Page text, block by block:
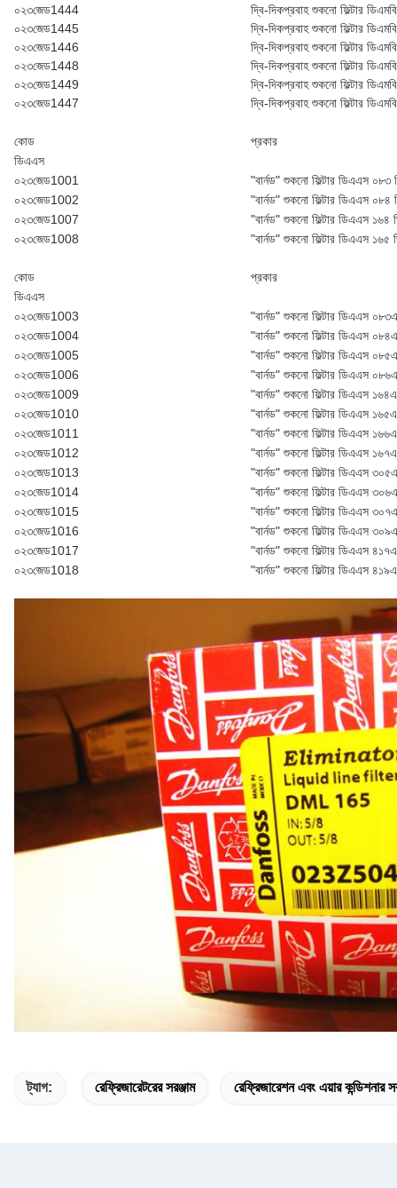
০২৩জেড1444
দ্বি-দিকপ্রবাহ শুকনো ফিল্টার
০২৩জেড1445
দ্বি-দিকপ্রবাহ শুকনো ফিল্টার
০২৩জেড1446
দ্বি-দিকপ্রবাহ শুকনো ফিল্টার
০২৩জেড1448
দ্বি-দিকপ্রবাহ শুকনো ফিল্টার
০২৩জেড1449
দ্বি-দিকপ্রবাহ শুকনো ফিল্টার
০২৩জেড1447
দ্বি-দিকপ্রবাহ শুকনো ফিল্টার
কোড
প্রকার
ডি‌এ‌এস
০২৩জেড1001
"বার্নড" শুকনো ফিল্টার ডি‌এ‌এস ০৮৩
০২৩জেড1002
"বার্নড" শুকনো ফিল্টার ডি‌এ‌এস ০৮৪
০২৩জেড1007
"বার্নড" শুকনো ফিল্টার ডি‌এ‌এস ১৬৪
০২৩জেড1008
"বার্নড" শুকনো ফিল্টার ডি‌এ‌এস ১৬৫
কোড
প্রকার
ডি‌এ‌এস
০২৩জেড1003
"বার্নড" শুকনো ফিল্টার ডি‌এ‌এস
০২৩জেড1004
"বার্নড" শুকনো ফিল্টার ডি‌এ‌এস
০২৩জেড1005
"বার্নড" শুকনো ফিল্টার ডি‌এ‌এস
০২৩জেড1006
"বার্নড" শুকনো ফিল্টার ডি‌এ‌এস
০২৩জেড1009
"বার্নড" শুকনো ফিল্টার ডি‌এ‌এস
০২৩জেড1010
"বার্নড" শুকনো ফিল্টার ডি‌এ‌এস
০২৩জেড1011
"বার্নড" শুকনো ফিল্টার ডি‌এ‌এস
০২৩জেড1012
"বার্নড" শুকনো ফিল্টার ডি‌এ‌এস
০২৩জেড1013
"বার্নড" শুকনো ফিল্টার ডি‌এ‌এস
০২৩জেড1014
"বার্নড" শুকনো ফিল্টার ডি‌এ‌এস
০২৩জেড1015
"বার্নড" শুকনো ফিল্টার ডি‌এ‌এস
০২৩জেড1016
"বার্নড" শুকনো ফিল্টার ডি‌এ‌এস
০২৩জেড1017
"বার্নড" শুকনো ফিল্টার ডি‌এ‌এস
০২৩জেড1018
"বার্নড" শুকনো ফিল্টার ডি‌এ‌এস
ট্যাগ: রেফ্রিজারেটরের সরঞ্জাম রেফ্রিজারেশন এবং এয়ার কন্ডিশনার